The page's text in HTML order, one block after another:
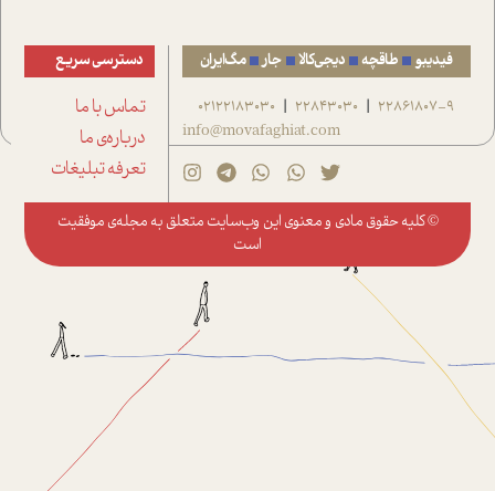
فیدیبو طاقچه دیجی‌کالا جار مگ‌ایران
22861807-9
|
22843030
|
02122183030
info@movafaghiat.com
دسترسی سریع
تماس با ما
درباره‌ی ما
تعرفه تبلیغات
© کلیه حقوق مادی و معنوی این وب‌سایت متعلق به مجله‌ی موفقیت
است